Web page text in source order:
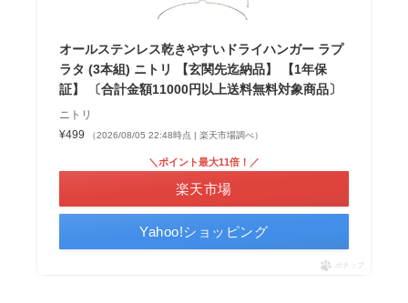
オールステンレス乾きやすいドライハンガー ラプ
ラタ (3本組) ニトリ 【玄関先迄納品】 【1年保
証】 〔合計金額11000円以上送料無料対象商品〕
ニトリ
¥499
（2026/08/05 22:48時点 | 楽天市場調べ）
＼ポイント最大11倍！／
楽天市場
Yahoo!ショッピング
ポチップ